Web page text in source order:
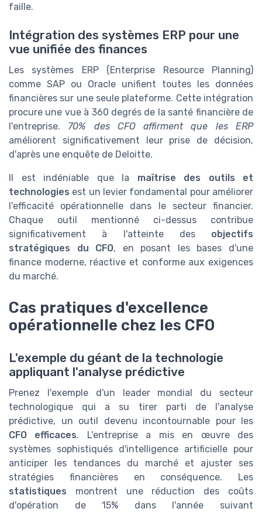
faille.
Intégration des systèmes ERP pour une
vue unifiée des finances
Les systèmes ERP (Enterprise Resource Planning)
comme SAP ou Oracle unifient toutes les données
financières sur une seule plateforme. Cette intégration
procure une vue à 360 degrés de la santé financière de
l'entreprise. 70% des CFO affirment que les ERP
améliorent significativement leur prise de décision,
d'après une enquête de Deloitte.
Il est indéniable que la maîtrise des outils et
technologies est un levier fondamental pour améliorer
l'efficacité opérationnelle dans le secteur financier.
Chaque outil mentionné ci-dessus contribue
significativement à l'atteinte des objectifs
stratégiques du CFO, en posant les bases d'une
finance moderne, réactive et conforme aux exigences
du marché.
Cas pratiques d'excellence
opérationnelle chez les CFO
L'exemple du géant de la technologie
appliquant l'analyse prédictive
Prenez l'exemple d'un leader mondial du secteur
technologique qui a su tirer parti de l'analyse
prédictive, un outil devenu incontournable pour les
CFO efficaces. L'entreprise a mis en œuvre des
systèmes sophistiqués d'intelligence artificielle pour
anticiper les tendances du marché et ajuster ses
stratégies financières en conséquence. Les
statistiques montrent une réduction des coûts
d'opération de 15% dans l'année suivant